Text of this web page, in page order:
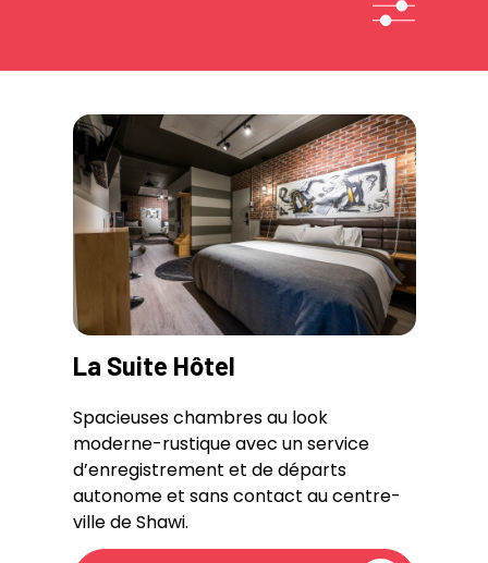
La Suite Hôtel
Spacieuses chambres au look
moderne-rustique avec un service
d’enregistrement et de départs
autonome et sans contact au centre-
ville de Shawi.